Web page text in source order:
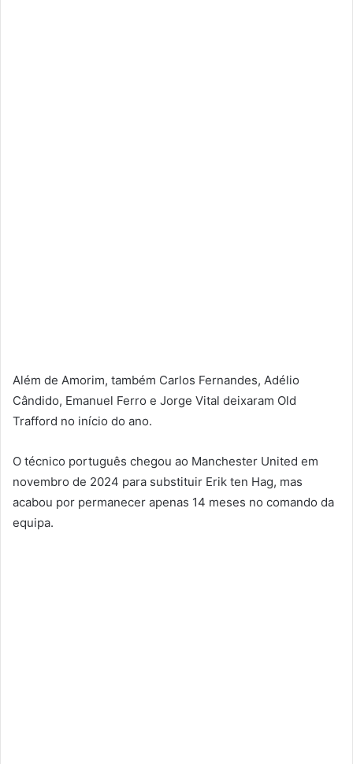
Além de Amorim, também Carlos Fernandes, Adélio
Cândido, Emanuel Ferro e Jorge Vital deixaram Old
Trafford no início do ano.
O técnico português chegou ao Manchester United em
novembro de 2024 para substituir Erik ten Hag, mas
acabou por permanecer apenas 14 meses no comando da
equipa.